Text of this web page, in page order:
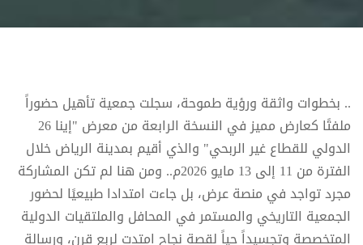
.. بخطوات واثقة ورؤية طموحة، سجلت جمعية تأهيل حضوراً
ملفتًا كعارض مميز في النسخة الرابعة من معرض "إينا 26
الدولي للقطاع غير الربحي" والذي أقيم بمدينة الرياض خلال
الفترة من 11 إلى 13 مايو 2026م.. ومن هنا لم تكن المشاركة
مجرد تواجد في منصة عرض، بل جاءت امتدادا طبيعيًا لحضور
الجمعية التاريخي والمستمر في المحافل والملتقيات الدولية
المتخصصة وتجسيداً حياً لقصة نجاح امتدت لربع قرن، ورسالة